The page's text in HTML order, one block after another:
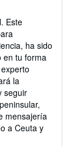
Este
ha sido
en tu forma
la
seguir
mensajería
a Ceuta y